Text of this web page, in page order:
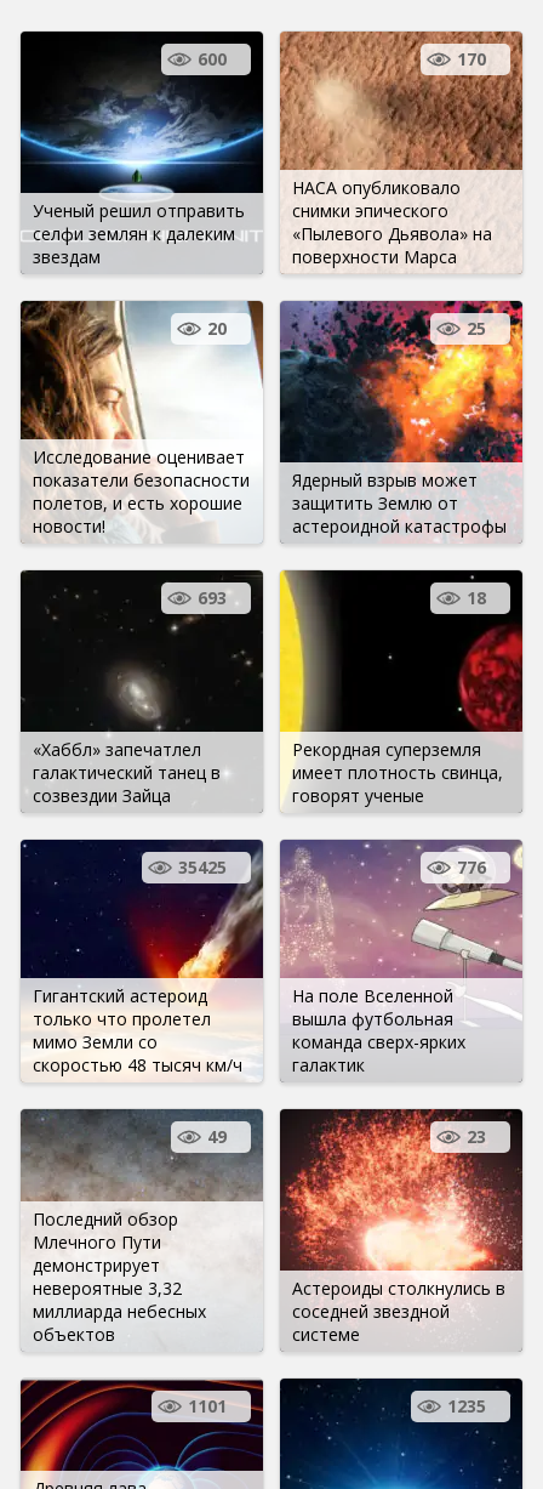
Ученый решил отправить
селфи землян к далеким
звездам
600
НАСА опубликовало
снимки эпического
«Пылевого Дьявола» на
поверхности Марса
170
Исследование оценивает
показатели безопасности
полетов, и есть хорошие
новости!
20
Ядерный взрыв может
защитить Землю от
астероидной катастрофы
25
«Хаббл» запечатлел
галактический танец в
созвездии Зайца
693
Рекордная суперземля
имеет плотность свинца,
говорят ученые
18
Гигантский астероид
только что пролетел
мимо Земли со
скоростью 48 тысяч км/ч
35425
На поле Вселенной
вышла футбольная
команда сверх-ярких
галактик
776
Последний обзор
Млечного Пути
демонстрирует
невероятные 3,32
миллиарда небесных
объектов
49
Астероиды столкнулись в
соседней звездной
системе
23
1101 1235